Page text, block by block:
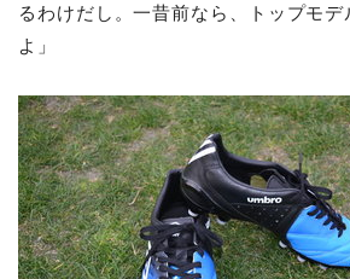
るわけだし。一昔前なら、トップモ
よ」